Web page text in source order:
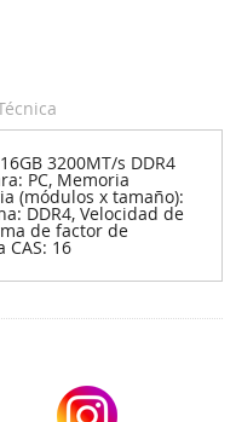
3200MT/s DDR4
PC, Memoria
(módulos x tamaño):
DDR4, Velocidad de
de factor de
CAS: 16